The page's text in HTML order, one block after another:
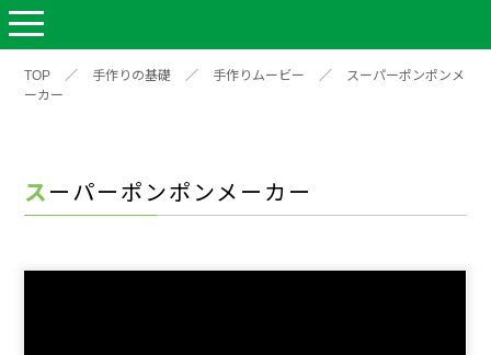
TOP ／ 手作りの基礎 ／ 手作りムービー ／
スーパーポンポンメ
ーカー
スーパーポンポンメーカー